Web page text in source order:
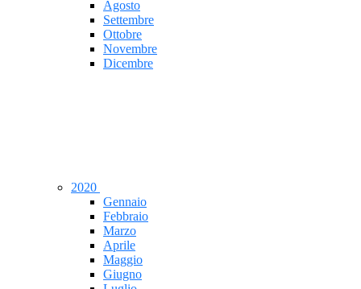
Agosto
Settembre
Ottobre
Novembre
Dicembre
2020
Gennaio
Febbraio
Marzo
Aprile
Maggio
Giugno